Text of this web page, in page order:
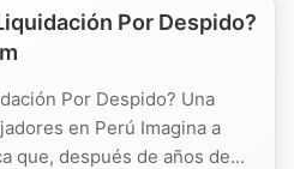
Por Despido?
Por Despido? Una
en Perú Imagina a
que, después de años de...